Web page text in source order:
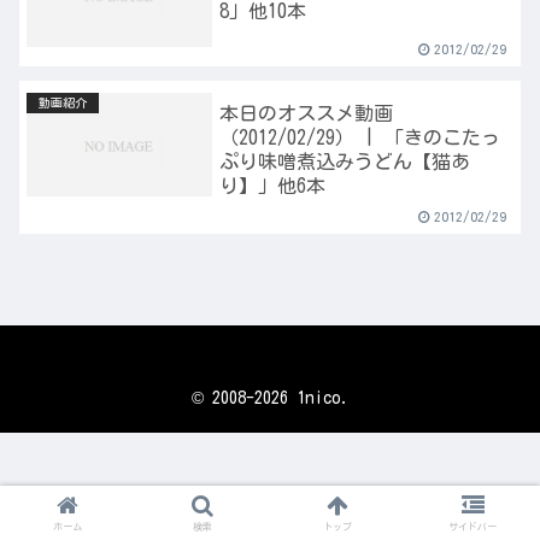
8」他10本
2012/02/29
動画紹介
本日のオススメ動画
（2012/02/29） | 「きのこたっ
ぷり味噌煮込みうどん【猫あ
り】」他6本
2012/02/29
© 2008-2026 1nico.
ホーム 検索 トップ サイドバー